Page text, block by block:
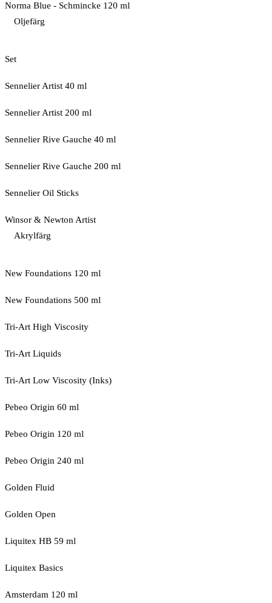
Norma Blue - Schmincke 120 ml
Oljefärg
Set
Sennelier Artist 40 ml
Sennelier Artist 200 ml
Sennelier Rive Gauche 40 ml
Sennelier Rive Gauche 200 ml
Sennelier Oil Sticks
Winsor & Newton Artist
Akrylfärg
New Foundations 120 ml
New Foundations 500 ml
Tri-Art High Viscosity
Tri-Art Liquids
Tri-Art Low Viscosity (Inks)
Pebeo Origin 60 ml
Pebeo Origin 120 ml
Pebeo Origin 240 ml
Golden Fluid
Golden Open
Liquitex HB 59 ml
Liquitex Basics
Amsterdam 120 ml